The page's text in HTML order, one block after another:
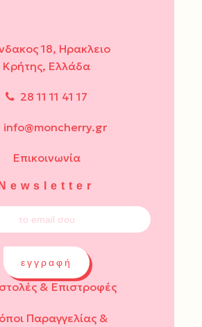
18, Ηρακλειο
Κρήτης, Ελλάδα
28 11 11 41 17
info@moncherry.gr
Επικοινωνία
Newsletter
εγγραφή
& Επιστροφές
Παραγγελίας &